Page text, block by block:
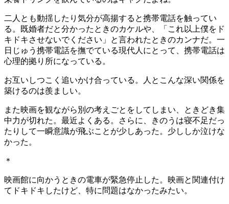
二人とも動揺したり気分が高揚すると携帯電話を触ってい
る。既婚者だと分かったときのカケルや、「これ以上僕をド
キドキさせないでください」と言われたときのカンナだ。一
日じゅう携帯電話を撫でている現代人にとって、携帯電話は
心理的拠り所になっている。
お互いしつこく追いかけ合っている。人とこんな深い関係を
築けるのは羨ましい。
また映画を観ながら別の考えごとをしてしまい、ときどき集
中力が切れた。最近よくある。さらに、きのうは寝不足だっ
たりして一瞬意識が飛ぶことが少しあった。少ししか泣けな
かった。
＊
映画館に向かうときの電車が緊急停止した。映画と関連付け
てドキドキしたけど、特に問題はなかったみたい。